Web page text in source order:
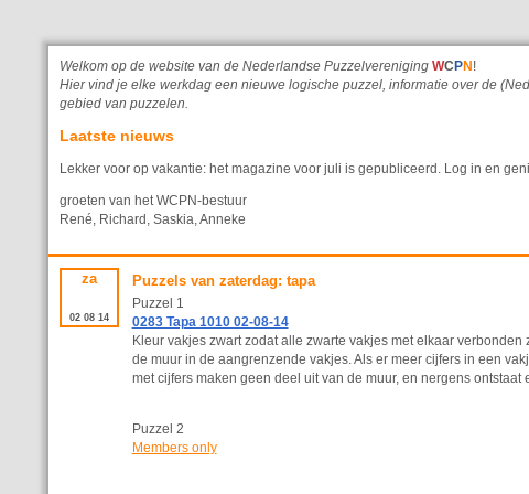
Welkom op de website van de Nederlandse Puzzelvereniging WC PN !
Hier vind je elke werkdag een nieuwe logische puzzel, informatie over de
gebied van puzzelen.
Laatste nieuws
Lekker voor op vakantie: het magazine voor juli is gepubliceerd. Log in en
groeten van het WCPN-bestuur
René, Richard, Saskia, Anneke
za
02 08 14
Puzzels van zaterdag: tapa
Puzzel 1
0283 Tapa 1010 02-08-14
Kleur vakjes zwart zodat alle zwarte vakjes met elkaar
de muur in de aangrenzende vakjes. Als er meer cijfers in een
met cijfers maken geen deel uit van de muur, en nergens ontstaat
Puzzel 2
Members only